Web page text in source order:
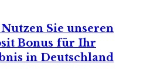
Sie unseren
Bonus für Ihr
in Deutschland